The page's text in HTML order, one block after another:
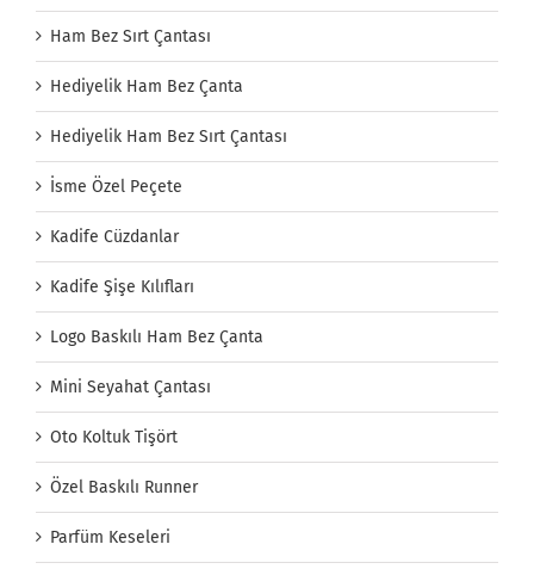
Ham Bez Sırt Çantası
Hediyelik Ham Bez Çanta
Hediyelik Ham Bez Sırt Çantası
İsme Özel Peçete
Kadife Cüzdanlar
Kadife Şişe Kılıfları
Logo Baskılı Ham Bez Çanta
Mini Seyahat Çantası
Oto Koltuk Tişört
Özel Baskılı Runner
Parfüm Keseleri